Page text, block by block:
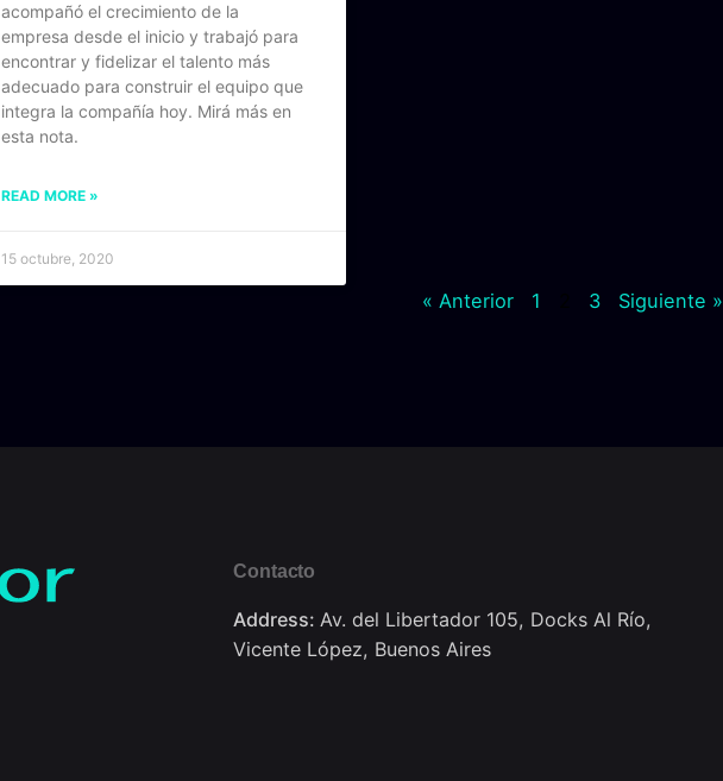
acompañó el crecimiento de la
empresa desde el inicio y trabajó para
encontrar y fidelizar el talento más
adecuado para construir el equipo que
integra la compañía hoy. Mirá más en
esta nota.
READ MORE »
15 octubre, 2020
« Anterior 1 3 Siguiente »
Contacto
Address:Av. del Libertador 105, Docks Al Río,
Vicente López, Buenos Aires